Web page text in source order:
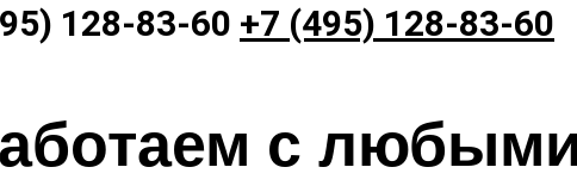
128-83-60 +7 (495) 128-83-60
с